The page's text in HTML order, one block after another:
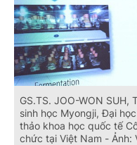
GS.TS. JOO-WON SUH,
sinh học Myongji, Đại
thảo khoa học quốc tế
chức tại Việt Nam - Ảnh: